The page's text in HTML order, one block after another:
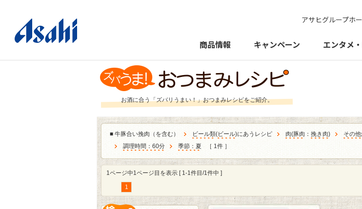
アサヒグループホ
商品情報 キャンペーン エンタメ
お酒に合う「ズバリうまい！」おつまみレシピをご紹介。
■ 牛豚合い挽肉（を含む） ビール類(ビール)にあうレシピ 肉(豚肉 ： 挽き肉)
その
調理時間：60分
季節：夏 ［ 1件 ］
1ページ中1ページ目を表示 [ 1-1件目/1件中 ]
1